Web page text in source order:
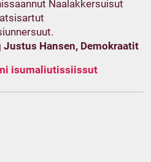
Naalakkersuisut
Hansen, Demokraatit
isumaliutissiissut